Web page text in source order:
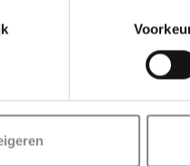
minder licht.
voering is uitneembaar en
als hij correct gedragen
moet de helm altijd worden
is.